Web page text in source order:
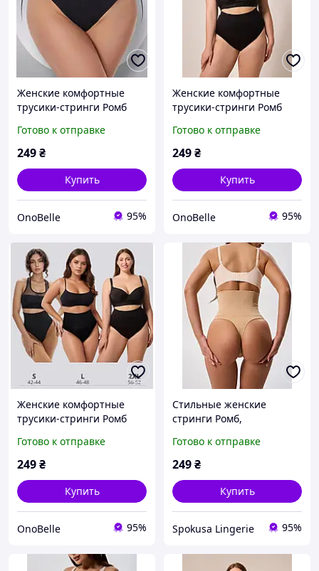
Женские комфортные
трусики-стринги Ромб
Коррекционное белье для
женщин Черный, L
Готово к отправке
249₴
Купить
OnoBelle 95%
Женские комфортные
трусики-стринги Ромб
Коррекционное белье для
женщин Черный, XL
Готово к отправке
249₴
Купить
OnoBelle 95%
Женские комфортные
трусики-стринги Ромб
Коррекционное белье для
женщин Черный, XXL
Готово к отправке
249₴
Купить
OnoBelle 95%
Стильные женские
стринги Ромб,
утяжка с высокой
посадкой,
женское бельё Бежевый,
L
Готово к отправке
249₴
Купить
Spokusa Lingerie 95%